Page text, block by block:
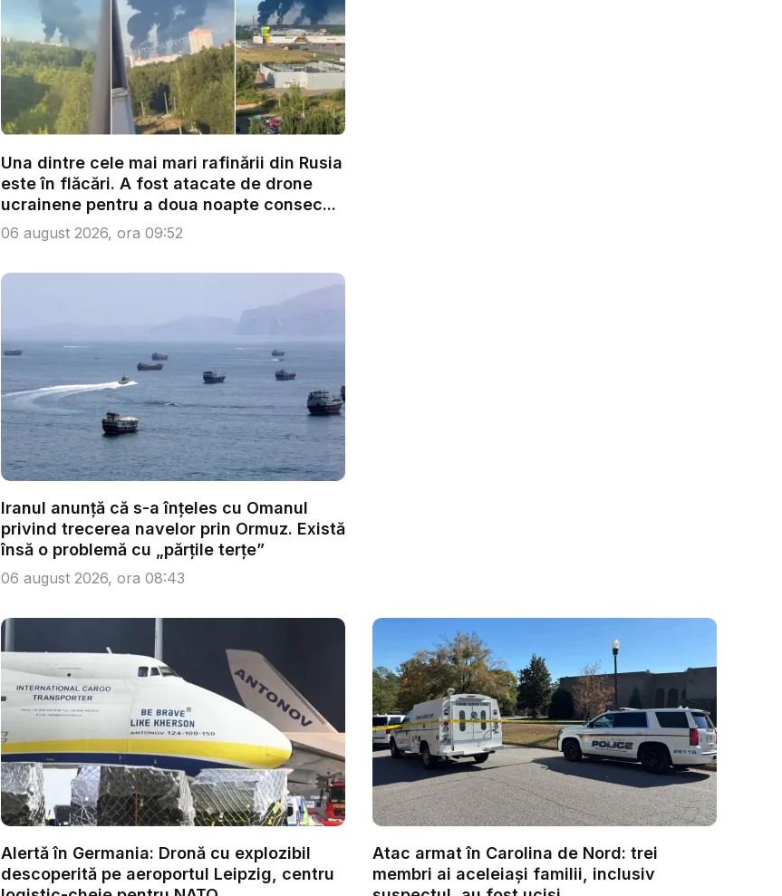
Una dintre cele mai mari rafinării din Rusia
este în flăcări. A fost atacate de drone
ucrainene pentru a doua noapte consec...
06 august 2026, ora 09:52
Iranul anunță că s-a înțeles cu Omanul
privind trecerea navelor prin Ormuz. Există
însă o problemă cu „părțile terțe”
06 august 2026, ora 08:43
Alertă în Germania: Dronă cu explozibil
descoperită pe aeroportul Leipzig, centru
Atac armat în Carolina de Nord: trei
membri ai aceleiași familii, inclusiv